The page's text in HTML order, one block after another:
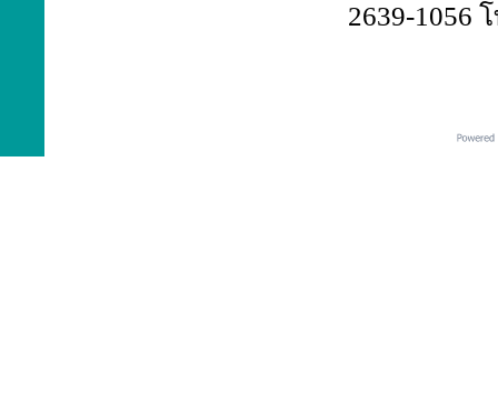
2639-1056